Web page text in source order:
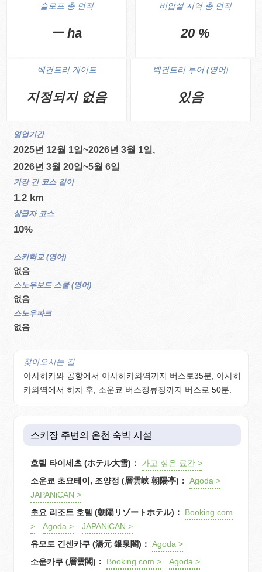
슬로프 총 면적
ー ha
비압설 지역 총 면적
20 %
백컨트리 게이트
지정되지 없음
백컨트리 투어 (영어)
있음
영업기간
2025년 12월 1일~2026년 3월 1일,
2026년 3월 20일~5월 6일
가장 긴 코스 길이
1.2 km
상급자 코스
10%
스키학교 (영어)
없음
스노우보드 스쿨 (영어)
없음
스노우파크
없음
찾아오시는 길
아사히카와 공항에서 아사히카와역까지 버스로35분, 아사히
카와역에서 하차 후, 소운쿄 버스정류장까지 버스로 50분.
스키장 주변의 온천 숙박 시설
호텔 타이세츠 (ホテル大雪)：
가고 싶은 료칸 >
소운쿄 초요테이, 조양정 (層雲峡 朝陽亭)： Agoda >
JAPANiCAN >
초요 리조트 호텔 (朝陽リゾートホテル)：
Booking.com
>
Agoda >
JAPANiCAN >
유모토 긴센카쿠 (湯元 銀泉閣)： Agoda >
소운카쿠 (層雲閣)：
Booking.com >
Agoda >